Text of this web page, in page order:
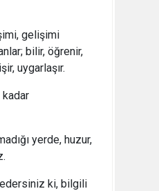
gelişimi
bilir, öğrenir,
uygarlaşır.
yerde, huzur,
ki, bilgili